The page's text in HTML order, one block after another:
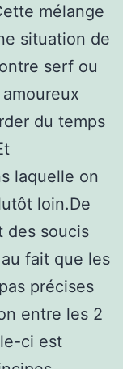
mélange
situation de
serf ou
du temps
laquelle on
loin.De
des soucis
fait que les
précises
entre les 2
ci est